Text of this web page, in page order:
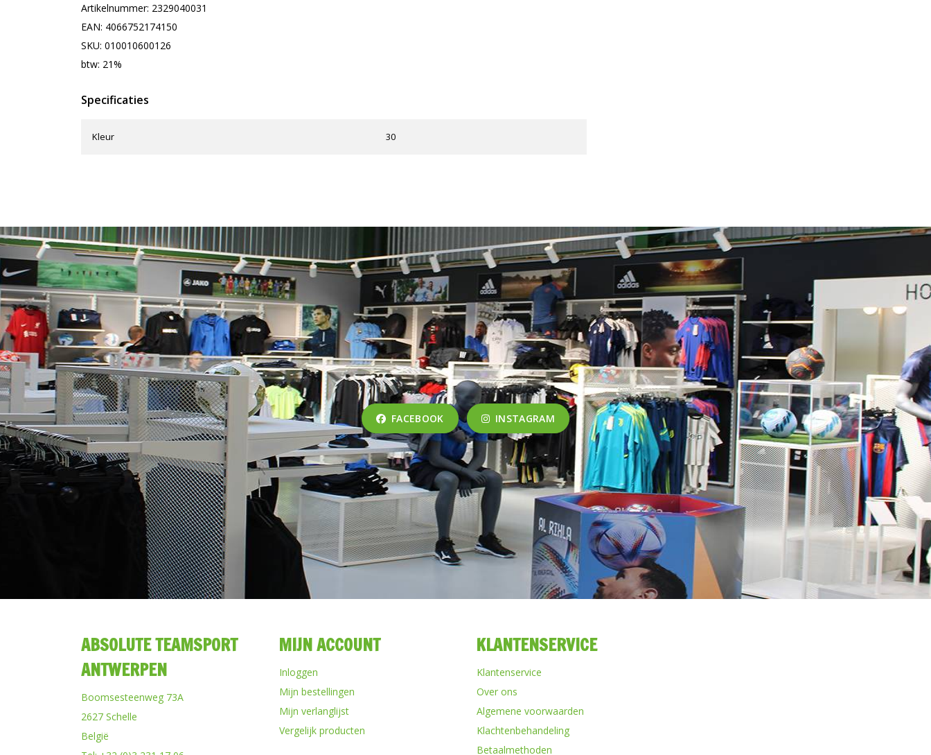
Artikelnummer: 2329040031
EAN: 4066752174150
SKU: 010010600126
btw: 21%
Specificaties
Kleur 30
FACEBOOK INSTAGRAM
ABSOLUTE TEAMSPORT
ANTWERPEN
Boomsesteenweg 73A
2627 Schelle
België
MIJN ACCOUNT
Inloggen
Mijn bestellingen
Mijn verlanglijst
Vergelijk producten
KLANTENSERVICE
Klantenservice
Over ons
Algemene voorwaarden
Klachtenbehandeling
Betaalmethoden